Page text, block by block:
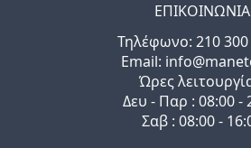
ΕΠΙΚΟΙΝΩΝΙΑ
Τηλέφωνo: 210 300
Email:
Ώρες
Δευ - Παρ : 08:00 -
Σαβ : 08:00 -